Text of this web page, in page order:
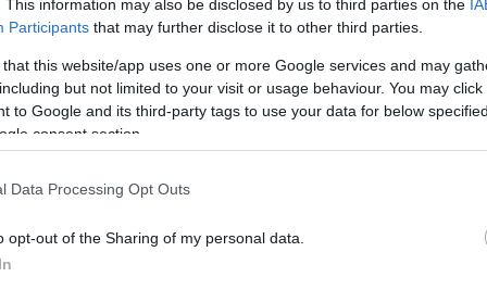
This information may also be disclosed by us to third parties on the
Participants that may further disclose it to other third parties.
that this website/app uses one or more Google services and may
but not limited to your visit or usage behaviour. You may
to Google and its third-party tags to use your data for below
consent section.
Data Processing Opt Outs
opt-out of the Sharing of my personal data.
startup emergente israeliana, hanno
un insieme di vulnerabilità che consentono
i sistemi di gestione dei segreti. Con
è allarmante pensare che questi difetti
La vulnerabilità più preoccupante?
Immagina che un attaccante possa
alcuna autentificazione: spaventoso,